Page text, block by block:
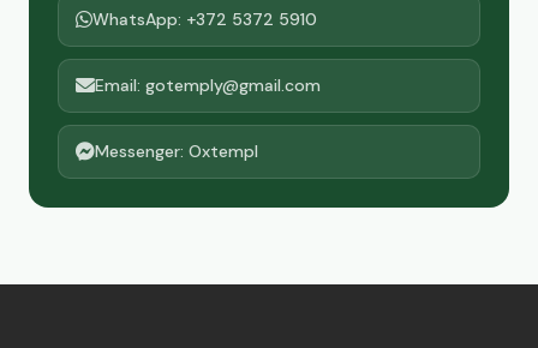
WhatsApp: +372 5372 5910
Email: gotemply@gmail.com
Messenger: Oxtempl